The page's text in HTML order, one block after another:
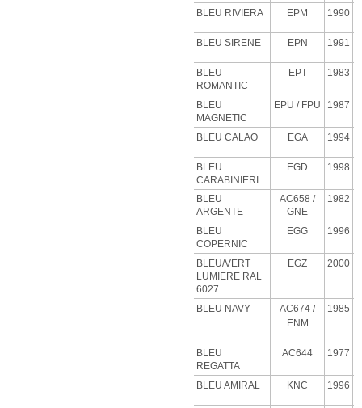
BLEU RIVIERA EPM 1990
BLEU SIRENE EPN 1991
BLEU
ROMANTIC
EPT 1983
BLEU
MAGNETIC
EPU / FPU 1987
BLEU CALAO EGA 1994
BLEU
CARABINIERI
EGD 1998
BLEU
ARGENTE
AC658 /
GNE
1982
BLEU
COPERNIC
EGG 1996
BLEU/VERT
LUMIERE RAL
6027
EGZ 2000
BLEU NAVY
AC674 /
ENM
1985
BLEU
REGATTA
AC644 1977
BLEU AMIRAL KNC 1996